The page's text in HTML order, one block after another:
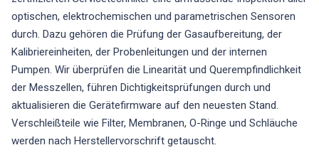
optischen, elektrochemischen und parametrischen Sensoren
durch. Dazu gehören die Prüfung der Gasaufbereitung, der
Kalibriereinheiten, der Probenleitungen und der internen
Pumpen. Wir überprüfen die Linearität und Querempfindlichkeit
der Messzellen, führen Dichtigkeitsprüfungen durch und
aktualisieren die Gerätefirmware auf den neuesten Stand.
Verschleißteile wie Filter, Membranen, O-Ringe und Schläuche
werden nach Herstellervorschrift getauscht.